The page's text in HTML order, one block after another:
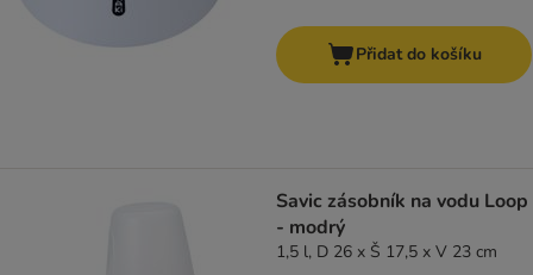
Přidat do košíku
Savic zásobník na vodu Loop
- modrý
1,5 l, D 26 x Š 17,5 x V 23 cm